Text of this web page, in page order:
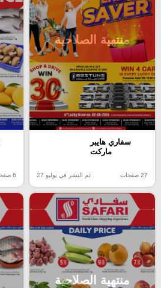
منتهية الصلاحية
سفاري هايبر
ماركت
27 صفحات تم النشر في يوليو 27 6 صفحات
منتهية الصلاحية